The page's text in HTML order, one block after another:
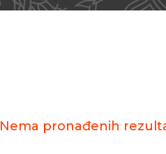
Nema pronađenih